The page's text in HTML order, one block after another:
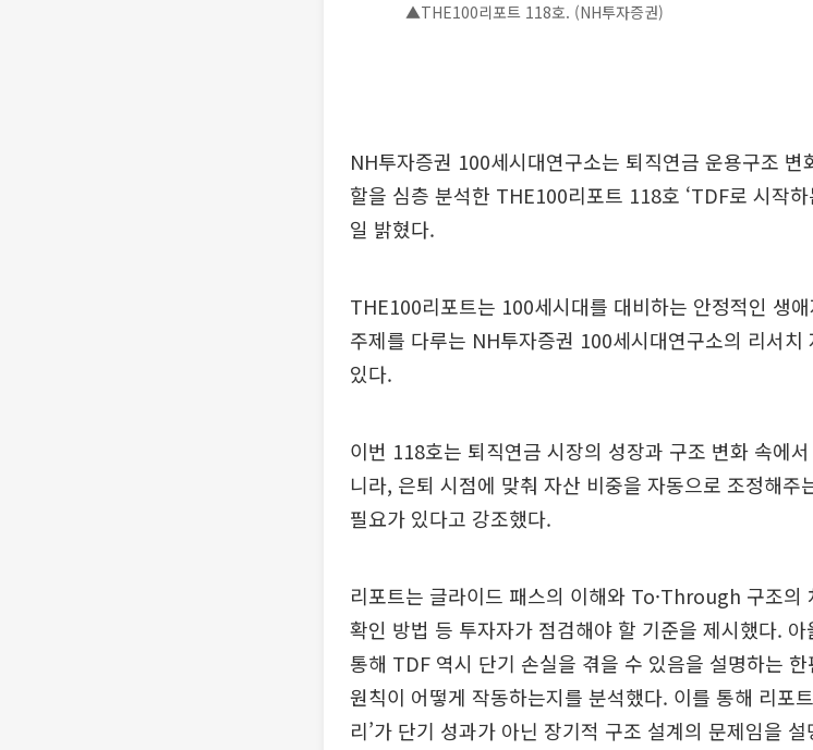
▲THE100리포트 118호. (NH투자증권)
NH투자증권 100세시대연구소는 퇴직연금 운용구조
할을 심층 분석한 THE100리포트 118호 ‘TDF로 시작
일 밝혔다.
THE100리포트는 100세시대를 대비하는 안정적인 생
주제를 다루는 NH투자증권 100세시대연구소의 리서
있다.
이번 118호는 퇴직연금 시장의 성장과 구조 변화 속에
니라, 은퇴 시점에 맞춰 자산 비중을 자동으로 조정해주
필요가 있다고 강조했다.
리포트는 글라이드 패스의 이해와 To·Through 구조의
확인 방법 등 투자자가 점검해야 할 기준을 제시했다.
통해 TDF 역시 단기 손실을 겪을 수 있음을 설명하는
원칙이 어떻게 작동하는지를 분석했다. 이를 통해 리포
리’가 단기 성과가 아닌 장기적 구조 설계의 문제임을 설